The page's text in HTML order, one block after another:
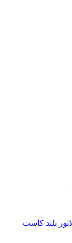
بلند کاست